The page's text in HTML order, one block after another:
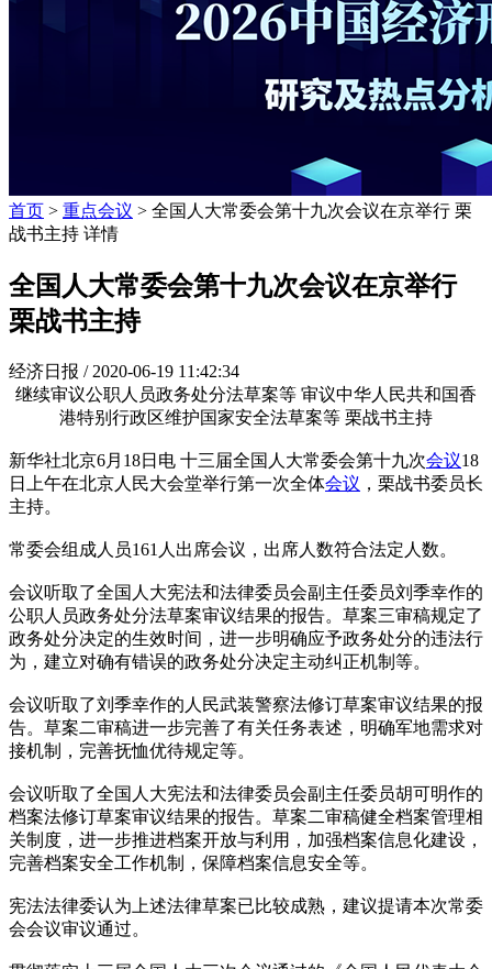
首页 > 重点会议 > 全国人大常委会第十九次会议在京举行 栗
战书主持 详情
全国人大常委会第十九次会议在京举行
栗战书主持
经济日报 / 2020-06-19 11:42:34
继续审议公职人员政务处分法草案等 审议中华人民共和国香
港特别行政区维护国家安全法草案等 栗战书主持
新华社北京6月18日电 十三届全国人大常委会第十九次会议18
日上午在北京人民大会堂举行第一次全体会议 ，栗战书委员长
主持。
常委会组成人员161人出席会议，出席人数符合法定人数。
会议听取了全国人大宪法和法律委员会副主任委员刘季幸作的
公职人员政务处分法草案审议结果的报告。草案三审稿规定了
政务处分决定的生效时间，进一步明确应予政务处分的违法行
为，建立对确有错误的政务处分决定主动纠正机制等。
会议听取了刘季幸作的人民武装警察法修订草案审议结果的报
告。草案二审稿进一步完善了有关任务表述，明确军地需求对
接机制，完善抚恤优待规定等。
会议听取了全国人大宪法和法律委员会副主任委员胡可明作的
档案法修订草案审议结果的报告。草案二审稿健全档案管理相
关制度，进一步推进档案开放与利用，加强档案信息化建设，
完善档案安全工作机制，保障档案信息安全等。
宪法法律委认为上述法律草案已比较成熟，建议提请本次常委
会会议审议通过。